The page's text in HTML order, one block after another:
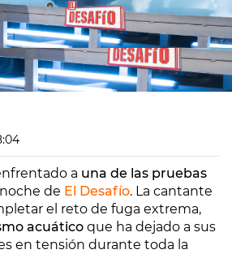
a una de las pruebas
de El Desafío. La cantante
el reto de fuga extrema,
acuático que ha dejado a sus
en tensión durante toda la